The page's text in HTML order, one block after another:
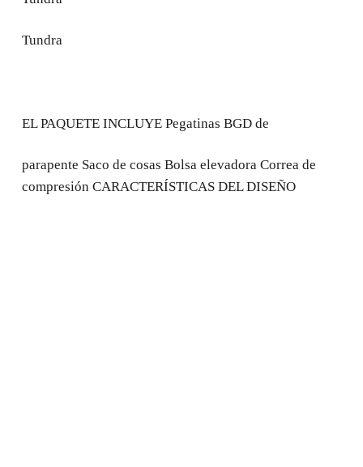
Tundra
EL PAQUETE INCLUYE Pegatinas BGD de
parapente Saco de cosas Bolsa elevadora Correa de
compresión CARACTERÍSTICAS DEL DISEÑO